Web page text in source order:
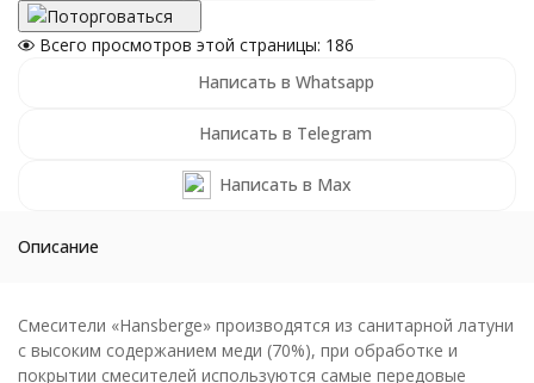
Поторговаться
Всего просмотров этой страницы: 186
Написать в Whatsapp
Написать в Telegram
Написать в Max
Описание
Смесители «Hansberge» производятся из санитарной латуни
с высоким содержанием меди (70%), при обработке и
покрытии смесителей используются самые передовые